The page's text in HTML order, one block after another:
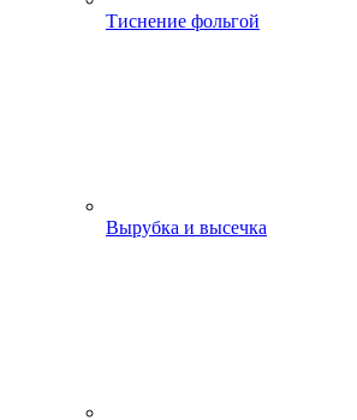
Тиснение фольгой
Вырубка и высечка